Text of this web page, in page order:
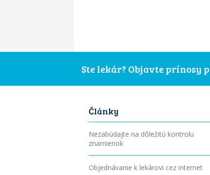
Ste lekár? Objavte prínosy
Články
Nezabúdajte na dôležitú kontrolu
znamienok
Objednávanie k lekárovi cez internet